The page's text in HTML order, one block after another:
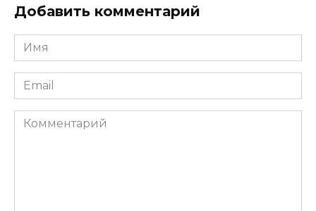
Добавить комментарий
Имя
*
Email
*
Комментарий